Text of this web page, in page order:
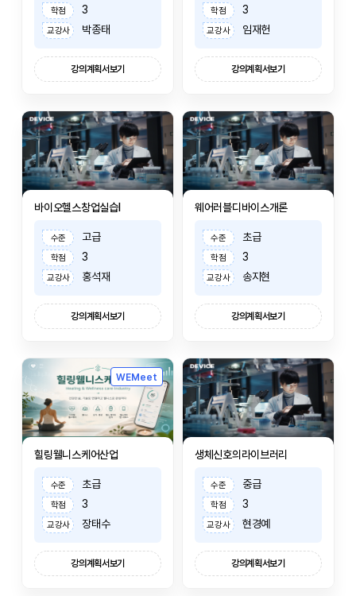
학점 3
교강사 박종태
강의계획서보기
학점 3
교강사 임재헌
강의계획서보기
바이오헬스창업실습I
수준 고급
학점 3
교강사 홍석재
강의계획서보기
웨어러블디바이스개론
수준 초급
학점 3
교강사 송지현
강의계획서보기
WEMeet
힐링웰니스케어산업
수준 초급
학점 3
교강사 장태수
강의계획서보기
생체신호의라이브러리
수준 중급
학점 3
교강사 현경예
강의계획서보기